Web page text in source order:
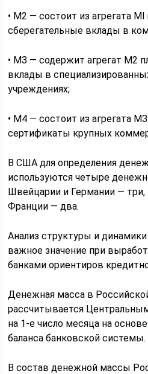
• М2 — состоит из агрегата
сберегательные вклады в
• МЗ — содержит агрегат М2
вклады в
учреждениях;
• М4 — состоит из агрегата
сертификаты крупных
В США для определения
используются четыре
Швейцарии и Германии — три,
Франции — два.
Анализ структуры и
важное значение при
банками ориентиров
Денежная масса в
рассчитывается
на 1-е число месяца на
баланса банковской системы.
В состав денежной массы